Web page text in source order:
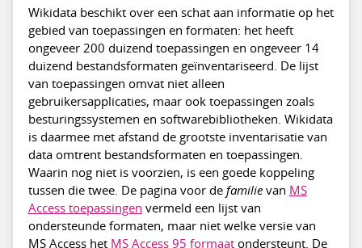
Wikidata beschikt over een schat aan informatie op het
gebied van toepassingen en formaten: het heeft
ongeveer 200 duizend toepassingen en ongeveer 14
duizend bestandsformaten geïnventariseerd. De lijst
van toepassingen omvat niet alleen
gebruikersapplicaties, maar ook toepassingen zoals
besturingssystemen en softwarebibliotheken. Wikidata
is daarmee met afstand de grootste inventarisatie van
data omtrent bestandsformaten en toepassingen.
Waarin nog niet is voorzien, is een goede koppeling
tussen die twee. De pagina voor de familievan MS
Access toepassingen vermeld een lijst van
ondersteunde formaten, maar niet welke versie van
MS Access het MS Access 95 formaatondersteunt. De